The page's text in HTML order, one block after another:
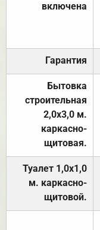
включена
Гарантия
Бытовка
строительная
2,0х3,0 м.
каркасно-
щитовая.
Туалет 1,0х1,0
м. каркасно-
щитовой.